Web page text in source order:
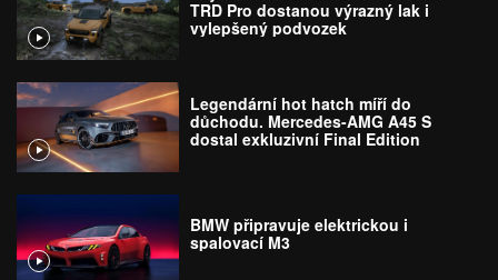
TRD Pro dostanou výrazný lak i
vylepšený podvozek
Legendární hot hatch míří do
důchodu. Mercedes-AMG A45 S
dostal exkluzivní Final Edition
BMW připravuje elektrickou i
spalovací M3